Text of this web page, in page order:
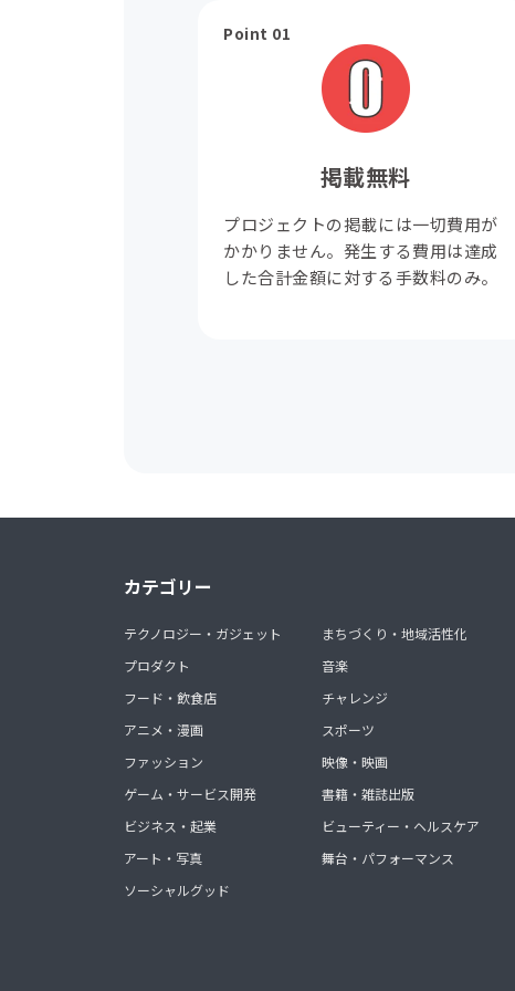
Point 01
掲載無料
プロジェクトの掲載には一切費用が
かかりません。発生する費用は達成
した合計金額に対する手数料のみ。
カテゴリー
テクノロジー・ガジェット
プロダクト
フード・飲食店
アニメ・漫画
ファッション
ゲーム・サービス開発
ビジネス・起業
アート・写真
ソーシャルグッド
まちづくり・地域活性化
音楽
チャレンジ
スポーツ
映像・映画
書籍・雑誌出版
ビューティー・ヘルスケア
舞台・パフォーマンス